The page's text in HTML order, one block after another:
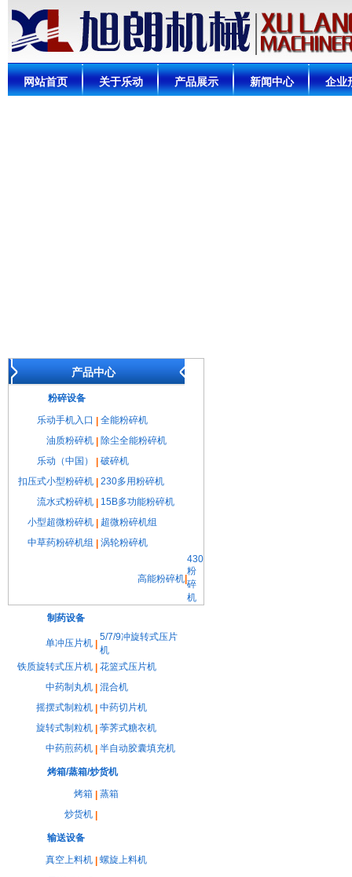
网站首页 关于乐动 产品展示 新闻中心 企业
产品中心
粉碎设备
乐动手机入口
全能粉碎机
油质粉碎机
除尘全能粉碎机
乐动（中国）
破碎机
扣压式小型粉碎机
230多用粉碎机
流水式粉碎机
15B多功能粉碎机
小型超微粉碎机
超微粉碎机组
中草药粉碎机组
涡轮粉碎机
高能粉碎机
430
粉
碎
机
制药设备
单冲压片机
5/7/9冲旋转式压片
机
铁质旋转式压片机
花篮式压片机
中药制丸机
混合机
摇摆式制粒机
中药切片机
旋转式制粒机
荸荠式糖衣机
中药煎药机
半自动胶囊填充机
烤箱/蒸箱/炒货机
烤箱
蒸箱
炒货机
输送设备
真空上料机
螺旋上料机